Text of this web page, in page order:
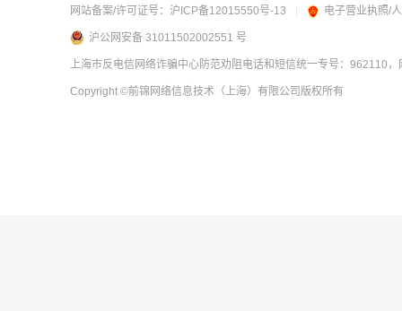
网站备案/许可证号： 沪ICP备12015550号-13 电子营业执照/
沪公网安备 31011502002551 号
上海市反电信网络诈骗中心防范劝阻电话和短信统一专号：962110
Copyright ©前锦网络信息技术（上海）有限公司 版权所有